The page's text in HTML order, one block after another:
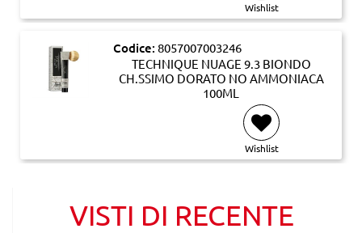
Wishlist
Codice: 8057007003246
TECHNIQUE NUAGE 9.3 BIONDO
CH.SSIMO DORATO NO AMMONIACA
100ML
Wishlist
VISTI DI RECENTE